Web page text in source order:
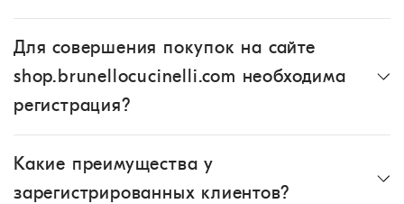
Для совершения покупок на сайте
shop.brunellocucinelli.com необходима
регистрация?
Какие преимущества у
зарегистрированных клиентов?